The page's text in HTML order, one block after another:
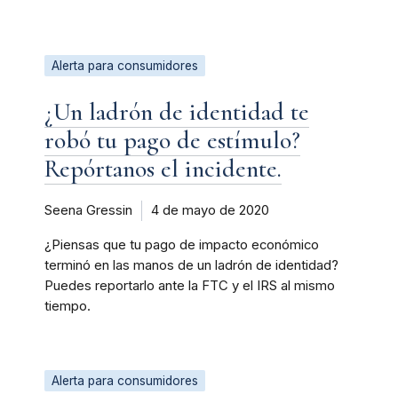
Alerta para consumidores
¿Un ladrón de identidad te
robó tu pago de estímulo?
Repórtanos el incidente.
Seena Gressin 4 de mayo de 2020
¿Piensas que tu pago de impacto económico
terminó en las manos de un ladrón de identidad?
Puedes reportarlo ante la FTC y el IRS al mismo
tiempo.
Alerta para consumidores